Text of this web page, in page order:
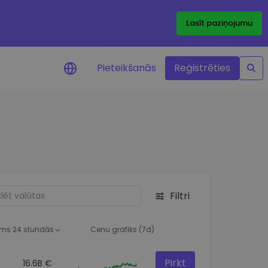
Lasīt paziņojumu
Pieteikšanās Reģistrēties
Filtri
24 stundās Cenu grafiks (7d)
16.6B € Pirkt